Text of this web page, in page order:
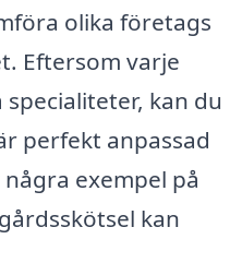
olika företags
Eftersom varje
kan du
perfekt anpassad
exempel på
kan